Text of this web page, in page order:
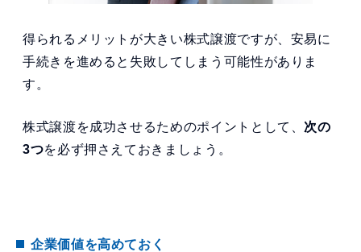
得られるメリットが大きい株式譲渡ですが、安易に
手続きを進めると失敗してしまう可能性がありま
す。
株式譲渡を成功させるためのポイントとして、 次の
3つを必ず押さえておきましょう。
企業価値を高めておく